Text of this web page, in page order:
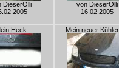
DieserOlli
von DieserOlli
16.02.2005
Heck Mein neuer